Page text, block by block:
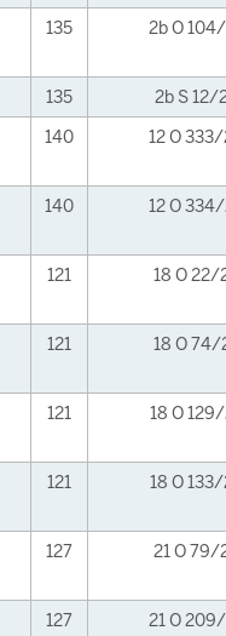
135 2b O
135
2b S 12/
140 12 O
140 12 O
121 18 O 22/
121 18 O 74/
121 18 O
121 18 O
127 21 O 79/
127 21 O